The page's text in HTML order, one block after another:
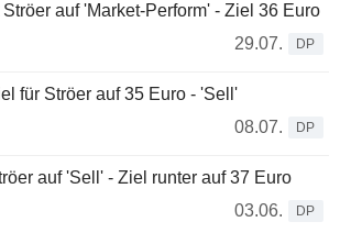
auf 'Market-Perform' - Ziel 36 Euro
29.07.
DP
für Ströer auf 35 Euro - 'Sell'
08.07.
DP
auf 'Sell' - Ziel runter auf 37 Euro
03.06.
DP